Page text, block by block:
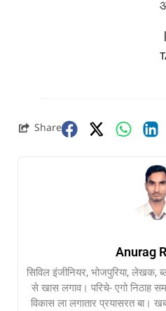
Share
Anurag
सिविल इंजीनियर, भोजपुरिया,
से खास लगाव। परिचे- एगो निठाह
विकास ला लगातार प्रयासरत बा।